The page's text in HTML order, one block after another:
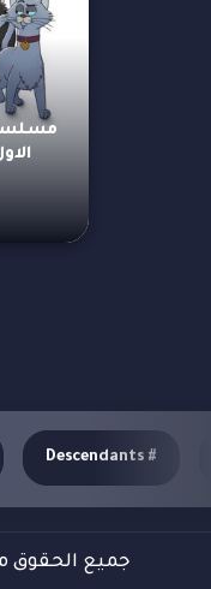
الاول
#
Descendants
جميع الحقوق